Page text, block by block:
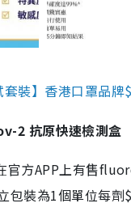
套裝】香港口罩品
2 抗原快速檢測盒
官方APP上有售
包裝為1個單位每